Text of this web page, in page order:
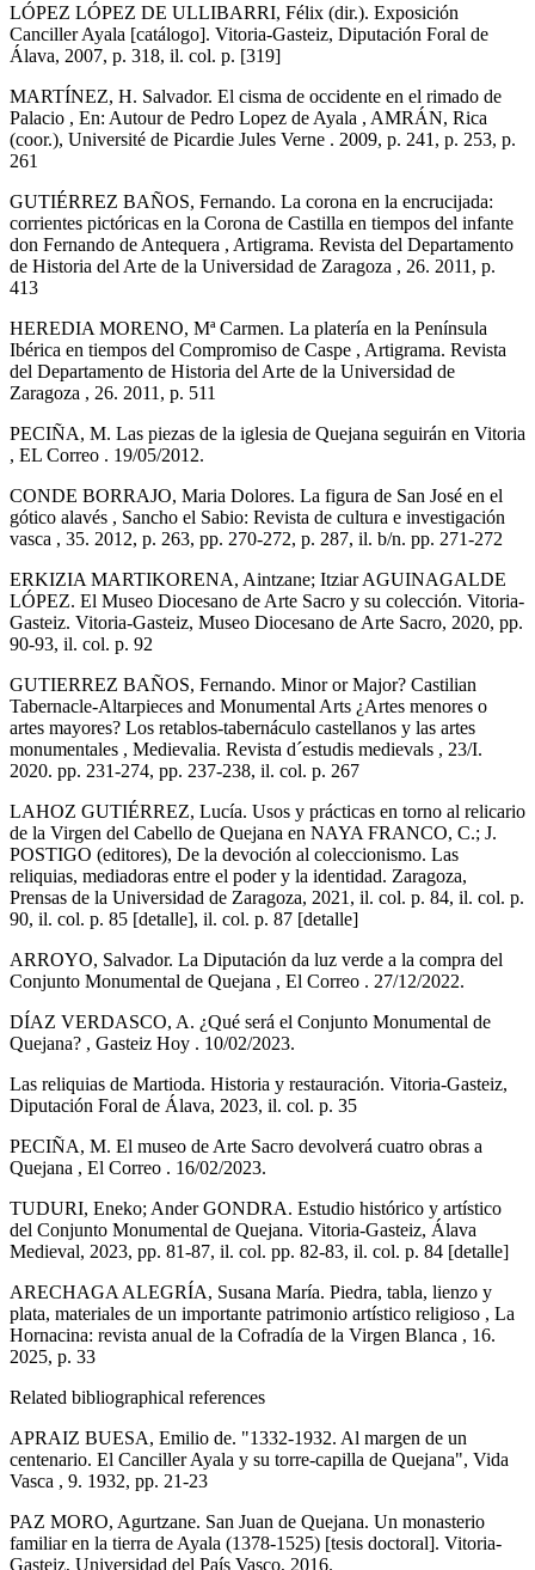
LÓPEZ LÓPEZ DE ULLIBARRI, Félix (dir.). Exposición
Canciller Ayala [catálogo]. Vitoria-Gasteiz, Diputación Foral de
Álava, 2007, p. 318, il. col. p. [319]
MARTÍNEZ, H. Salvador. El cisma de occidente en el rimado de
Palacio , En: Autour de Pedro Lopez de Ayala , AMRÁN, Rica
(coor.), Université de Picardie Jules Verne . 2009, p. 241, p. 253, p.
261
GUTIÉRREZ BAÑOS, Fernando. La corona en la encrucijada:
corrientes pictóricas en la Corona de Castilla en tiempos del infante
don Fernando de Antequera , Artigrama. Revista del Departamento
de Historia del Arte de la Universidad de Zaragoza , 26. 2011, p.
413
HEREDIA MORENO, Mª Carmen. La platería en la Península
Ibérica en tiempos del Compromiso de Caspe , Artigrama. Revista
del Departamento de Historia del Arte de la Universidad de
Zaragoza , 26. 2011, p. 511
PECIÑA, M. Las piezas de la iglesia de Quejana seguirán en Vitoria
, EL Correo . 19/05/2012.
CONDE BORRAJO, Maria Dolores. La figura de San José en el
gótico alavés , Sancho el Sabio: Revista de cultura e investigación
vasca , 35. 2012, p. 263, pp. 270-272, p. 287, il. b/n. pp. 271-272
ERKIZIA MARTIKORENA, Aintzane; Itziar AGUINAGALDE
LÓPEZ. El Museo Diocesano de Arte Sacro y su colección. Vitoria-
Gasteiz. Vitoria-Gasteiz, Museo Diocesano de Arte Sacro, 2020, pp.
90-93, il. col. p. 92
GUTIERREZ BAÑOS, Fernando. Minor or Major? Castilian
Tabernacle-Altarpieces and Monumental Arts ¿Artes menores o
artes mayores? Los retablos-tabernáculo castellanos y las artes
monumentales , Medievalia. Revista d´estudis medievals , 23/I.
2020. pp. 231-274, pp. 237-238, il. col. p. 267
LAHOZ GUTIÉRREZ, Lucía. Usos y prácticas en torno al relicario
de la Virgen del Cabello de Quejana en NAYA FRANCO, C.; J.
POSTIGO (editores), De la devoción al coleccionismo. Las
reliquias, mediadoras entre el poder y la identidad. Zaragoza,
Prensas de la Universidad de Zaragoza, 2021, il. col. p. 84, il. col. p.
90, il. col. p. 85 [detalle], il. col. p. 87 [detalle]
ARROYO, Salvador. La Diputación da luz verde a la compra del
Conjunto Monumental de Quejana , El Correo . 27/12/2022.
DÍAZ VERDASCO, A. ¿Qué será el Conjunto Monumental de
Quejana? , Gasteiz Hoy . 10/02/2023.
Las reliquias de Martioda. Historia y restauración. Vitoria-Gasteiz,
Diputación Foral de Álava, 2023, il. col. p. 35
PECIÑA, M. El museo de Arte Sacro devolverá cuatro obras a
Quejana , El Correo . 16/02/2023.
TUDURI, Eneko; Ander GONDRA. Estudio histórico y artístico
del Conjunto Monumental de Quejana. Vitoria-Gasteiz, Álava
Medieval, 2023, pp. 81-87, il. col. pp. 82-83, il. col. p. 84 [detalle]
ARECHAGA ALEGRÍA, Susana María. Piedra, tabla, lienzo y
plata, materiales de un importante patrimonio artístico religioso , La
Hornacina: revista anual de la Cofradía de la Virgen Blanca , 16.
2025, p. 33
Related bibliographical references
APRAIZ BUESA, Emilio de. "1332-1932. Al margen de un
centenario. El Canciller Ayala y su torre-capilla de Quejana", Vida
Vasca , 9. 1932, pp. 21-23
PAZ MORO, Agurtzane. San Juan de Quejana. Un monasterio
familiar en la tierra de Ayala (1378-1525) [tesis doctoral]. Vitoria-
Gasteiz, Universidad del País Vasco, 2016.